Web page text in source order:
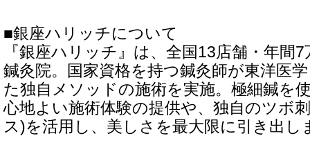
■銀座ハリッチについて
『銀座ハリッチ』は、全国13店舗・年間
鍼灸院。国家資格を持つ鍼灸師が東洋医
た独自メソッドの施術を実施。極細鍼を
心地よい施術体験の提供や、独自のツボ
ス)を活用し、美しさを最大限に引き出し